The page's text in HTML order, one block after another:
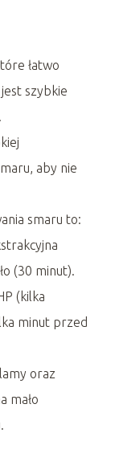
łatwo
szybkie
aby nie
smaru to:
(30 minut).
(kilka
minut przed
oraz
mało